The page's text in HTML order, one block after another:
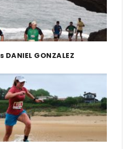
DANIEL GONZALEZ